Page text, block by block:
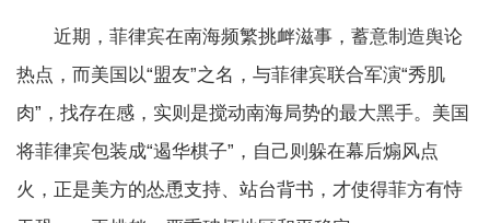
近期，菲律宾在南海频繁挑衅滋事，蓄意制造舆论
热点，而美国以“盟友”之名，与菲律宾联合军演“秀肌
肉”，找存在感，实则是搅动南海局势的最大黑手。美国
将菲律宾包装成“遏华棋子”，自己则躲在幕后煽风点
火，正是美方的怂恿支持、站台背书，才使得菲方有恃